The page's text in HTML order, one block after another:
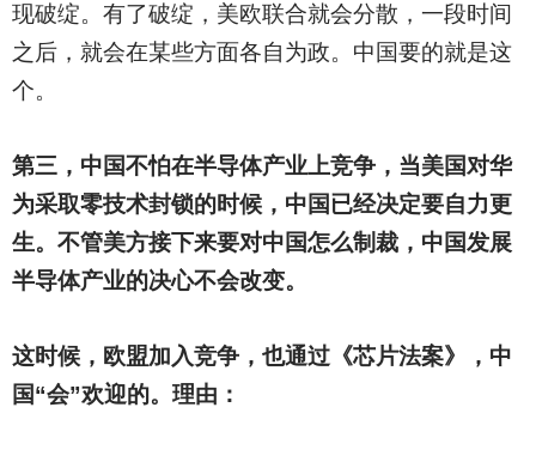
现破绽。有了破绽，美欧联合就会分散，一段时间
之后，就会在某些方面各自为政。中国要的就是这
个。
第三，中国不怕在半导体产业上竞争，当美国对华
为采取零技术封锁的时候，中国已经决定要自力更
生。不管美方接下来要对中国怎么制裁，中国发展
半导体产业的决心不会改变。
这时候，欧盟加入竞争，也通过《芯片法案》，中
国“会”欢迎的。理由：